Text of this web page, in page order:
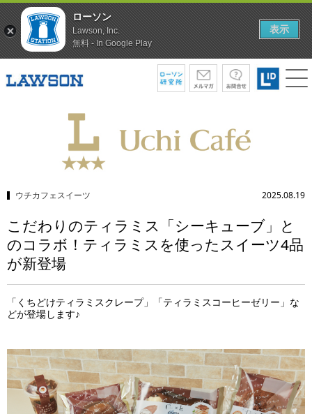
ウチカフェスイーツ 2025.08.19
こだわりのティラミス「シーキューブ」と
のコラボ！ティラミスを使ったスイーツ4品
が新登場
「くちどけティラミスクレープ」「ティラミスコーヒーゼリー」な
どが登場します♪
ローソン
Lawson, Inc.
無料 - In Google Play
表示